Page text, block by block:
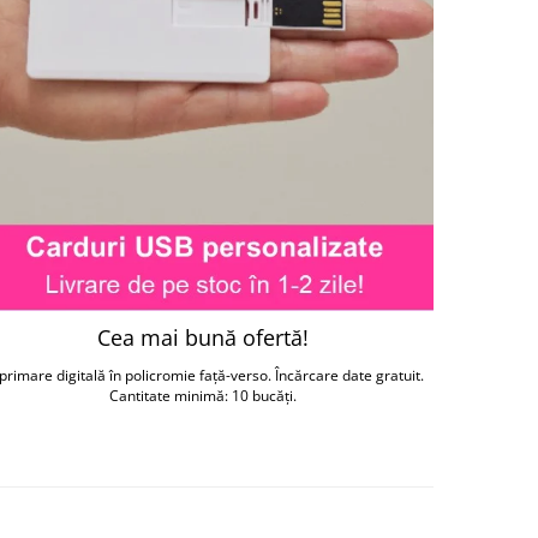
Cea mai bună ofertă!
digitală în policromie față-verso. Încărcare date gratuit.
Cantitate minimă: 10 bucăți.